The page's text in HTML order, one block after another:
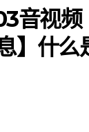
音视频
】​什么